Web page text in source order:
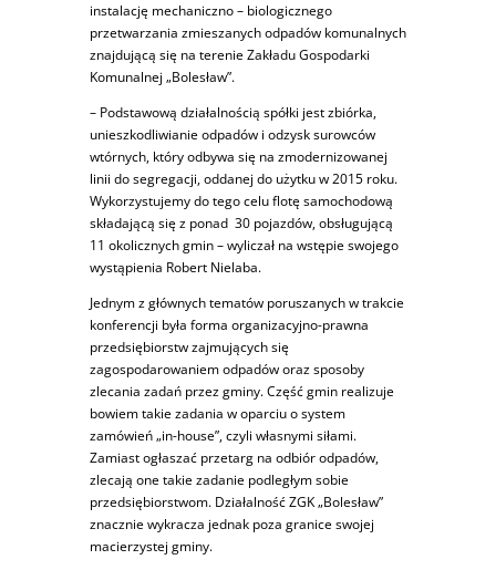
instalację mechaniczno – biologicznego
przetwarzania zmieszanych odpadów komunalnych
znajdującą się na terenie Zakładu Gospodarki
Komunalnej „Bolesław”.
– Podstawową działalnością spółki jest zbiórka,
unieszkodliwianie odpadów i odzysk surowców
wtórnych, który odbywa się na zmodernizowanej
linii do segregacji, oddanej do użytku w 2015 roku.
Wykorzystujemy do tego celu flotę samochodową
składającą się z ponad 30 pojazdów, obsługującą
11 okolicznych gmin – wyliczał na wstępie swojego
wystąpienia Robert Nielaba.
Jednym z głównych tematów poruszanych w trakcie
konferencji była forma organizacyjno-prawna
przedsiębiorstw zajmujących się
zagospodarowaniem odpadów oraz sposoby
zlecania zadań przez gminy. Część gmin realizuje
bowiem takie zadania w oparciu o system
zamówień „in-house”, czyli własnymi siłami.
Zamiast ogłaszać przetarg na odbiór odpadów,
zlecają one takie zadanie podległym sobie
przedsiębiorstwom. Działalność ZGK „Bolesław”
znacznie wykracza jednak poza granice swojej
macierzystej gminy.